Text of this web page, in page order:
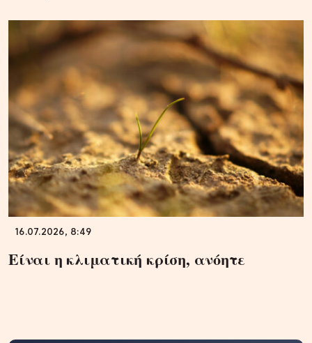
16.07.2026, 8:49
Είναι η κλιματική κρίση, ανόητε